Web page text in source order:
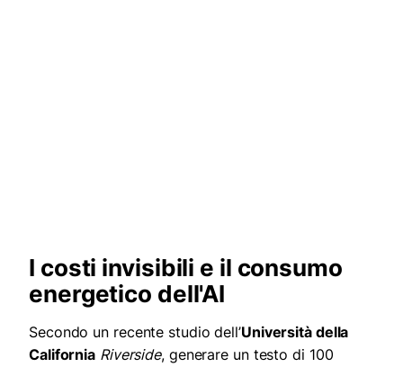
I costi invisibili e il consumo
energetico dell'AI
Secondo un recente studio dell’Università della
California Riverside, generare un testo di 100